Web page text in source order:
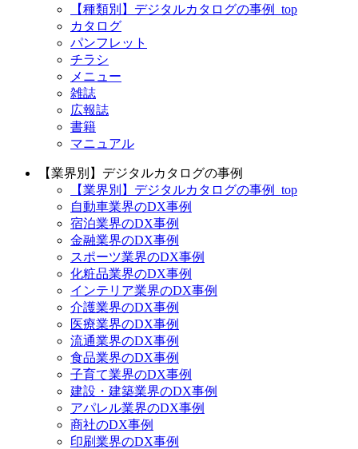
【種類別】デジタルカタログの事例_top
カタログ
パンフレット
チラシ
メニュー
雑誌
広報誌
書籍
マニュアル
【業界別】デジタルカタログの事例
【業界別】デジタルカタログの事例_top
自動車業界のDX事例
宿泊業界のDX事例
金融業界のDX事例
スポーツ業界のDX事例
化粧品業界のDX事例
インテリア業界のDX事例
介護業界のDX事例
医療業界のDX事例
流通業界のDX事例
食品業界のDX事例
子育て業界のDX事例
建設・建築業界のDX事例
アパレル業界のDX事例
商社のDX事例
印刷業界のDX事例